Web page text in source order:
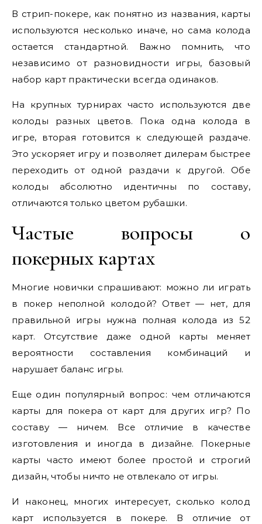
В стрип-покере, как понятно из названия, карты
используются несколько иначе, но сама колода
остается стандартной. Важно помнить, что
независимо от разновидности игры, базовый
набор карт практически всегда одинаков.
На крупных турнирах часто используются две
колоды разных цветов. Пока одна колода в
игре, вторая готовится к следующей раздаче.
Это ускоряет игру и позволяет дилерам быстрее
переходить от одной раздачи к другой. Обе
колоды абсолютно идентичны по составу,
отличаются только цветом рубашки.
Частые вопросы о
покерных картах
Многие новички спрашивают: можно ли играть
в покер неполной колодой? Ответ — нет, для
правильной игры нужна полная колода из 52
карт. Отсутствие даже одной карты меняет
вероятности составления комбинаций и
нарушает баланс игры.
Еще один популярный вопрос: чем отличаются
карты для покера от карт для других игр? По
составу — ничем. Все отличие в качестве
изготовления и иногда в дизайне. Покерные
карты часто имеют более простой и строгий
дизайн, чтобы ничто не отвлекало от игры.
И наконец, многих интересует, сколько колод
карт используется в покере. В отличие от